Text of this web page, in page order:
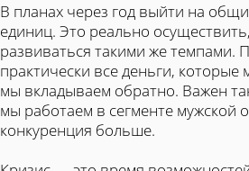
В планах через год выйти на
единиц. Это реально
развиваться такими же темпами.
практически все деньги,
мы вкладываем обратно. Важен
мы работаем в сегменте
конкуренция больше.